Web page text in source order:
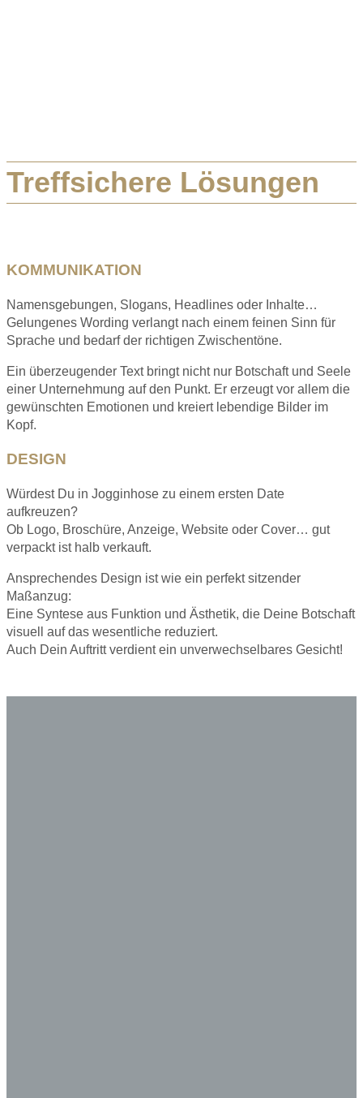
Treffsichere Lösungen
KOMMUNIKATION
Namensgebungen, Slogans, Headlines oder Inhalte…
Gelungenes Wording verlangt nach einem feinen Sinn für
Sprache und bedarf der richtigen Zwischentöne.
Ein überzeugender Text bringt nicht nur Botschaft und Seele
einer Unternehmung auf den Punkt. Er erzeugt vor allem die
gewünschten Emotionen und kreiert lebendige Bilder im
Kopf.
DESIGN
Würdest Du in Jogginhose zu einem ersten Date
aufkreuzen?
Ob Logo, Broschüre, Anzeige, Website oder Cover… gut
verpackt ist halb verkauft.
Ansprechendes Design ist wie ein perfekt sitzender
Maßanzug:
Eine Syntese aus Funktion und Ästhetik, die Deine Botschaft
visuell auf das wesentliche reduziert.
Auch Dein Auftritt verdient ein unverwechselbares Gesicht!